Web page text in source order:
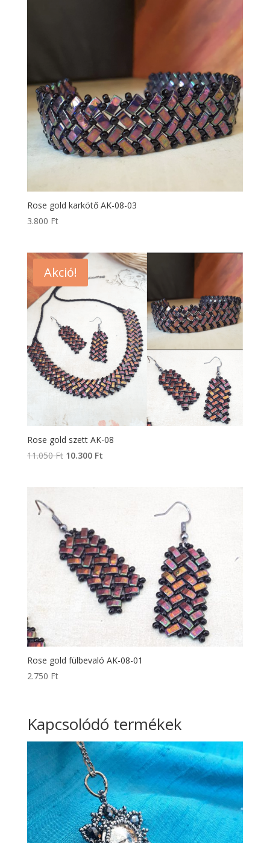
Rose gold karkötő AK-08-03
3.800 Ft
Akció!
Rose gold szett AK-08
11.050Ft Original
10.300 FtCurrent
Rose gold fülbevaló AK-08-01
2.750 Ft
Kapcsolódó termékek